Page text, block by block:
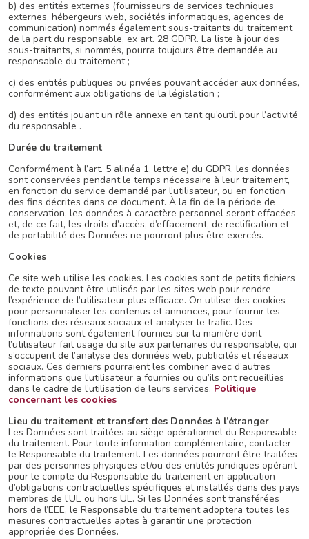
b) des entités externes (fournisseurs de services techniques
externes, hébergeurs web, sociétés informatiques, agences de
communication) nommés également sous-traitants du traitement
de la part du responsable, ex art. 28 GDPR. La liste à jour des
sous-traitants, si nommés, pourra toujours être demandée au
responsable du traitement ;
c) des entités publiques ou privées pouvant accéder aux données,
conformément aux obligations de la législation ;
d) des entités jouant un rôle annexe en tant qu’outil pour l’activité
du responsable .
Durée du traitement
Conformément à l’art. 5 alinéa 1, lettre e) du GDPR, les données
sont conservées pendant le temps nécessaire à leur traitement,
en fonction du service demandé par l’utilisateur, ou en fonction
des fins décrites dans ce document. À la fin de la période de
conservation, les données à caractère personnel seront effacées
et, de ce fait, les droits d’accès, d’effacement, de rectification et
de portabilité des Données ne pourront plus être exercés.
Cookies
Ce site web utilise les cookies. Les cookies sont de petits fichiers
de texte pouvant être utilisés par les sites web pour rendre
l’expérience de l’utilisateur plus efficace. On utilise des cookies
pour personnaliser les contenus et annonces, pour fournir les
fonctions des réseaux sociaux et analyser le trafic. Des
informations sont également fournies sur la manière dont
l’utilisateur fait usage du site aux partenaires du responsable, qui
s’occupent de l’analyse des données web, publicités et réseaux
sociaux. Ces derniers pourraient les combiner avec d’autres
informations que l’utilisateur a fournies ou qu’ils ont recueillies
dans le cadre de l’utilisation de leurs services. Politique
concernant les cookies
Lieu du traitement et transfert des Données à l’étranger
Les Données sont traitées au siège opérationnel du Responsable
du traitement. Pour toute information complémentaire, contacter
le Responsable du traitement. Les données pourront être traitées
par des personnes physiques et/ou des entités juridiques opérant
pour le compte du Responsable du traitement en application
d’obligations contractuelles spécifiques et installés dans des pays
membres de l’UE ou hors UE. Si les Données sont transférées
hors de l’EEE, le Responsable du traitement adoptera toutes les
mesures contractuelles aptes à garantir une protection
appropriée des Données.